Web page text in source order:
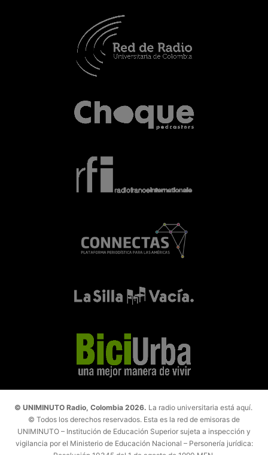
© UNIMINUTO Radio, Colombia 2026. La radio universitaria está aquí.
© Todos los derechos reservados. Esta es la red de emisoras de
UNIMINUTO – Institución de Educación Superior sujeta a inspección y
vigilancia por el Ministerio de Educación Nacional – Personería jurídica: